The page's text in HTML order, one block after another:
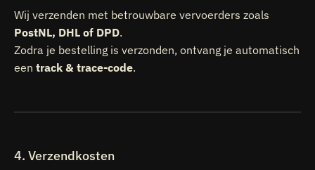
Wij verzenden met betrouwbare vervoerders zoals
PostNL, DHL of DPD.
Zodra je bestelling is verzonden, ontvang je automatisch
een track & trace-code.
4. Verzendkosten